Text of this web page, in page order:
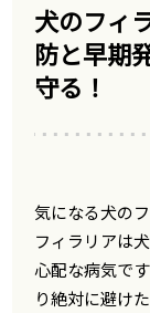
犬のフィ
防と早期
守る！
気になる犬の
フィラリアは
心配な病気で
り絶対に避け